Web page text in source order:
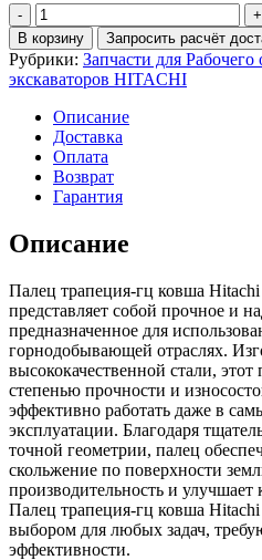
Количество
3092037
Палец
трапеция-
гц
ковша
Hitachi
ZX330
В корзину Запросить расчёт
Рубрики: Запчасти для Рабочего
экскаваторов HITACHI
Описание
Доставка
Оплата
Возврат
Гарантия
Описание
Палец трапеция-гц ковша
представляет собой прочное и
предназначенное для
горнодобывающей отраслях.
высококачественной стали, этот
степенью прочности и
эффективно работать даже в
эксплуатации. Благодаря
точной геометрии, палец
скольжение по поверхности
производительность и
Палец трапеция-гц ковша
выбором для любых задач,
эффективности.